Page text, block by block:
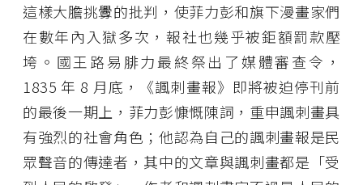
這樣大膽挑釁的批判，使菲力彭和旗下漫畫家們
在數年內入獄多次，報社也幾乎被鉅額罰款壓
垮。國王路易腓力最終祭出了媒體審查令，
1835 年 8 月底，《諷刺畫報》即將被迫停刊前
的最後一期上，菲力彭慷慨陳詞，重申諷刺畫具
有強烈的社會角色；他認為自己的諷刺畫報是民
眾聲音的傳達者，其中的文章與諷刺畫都是「受